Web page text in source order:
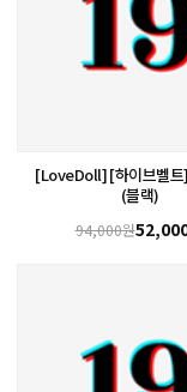
[LoveDoll] [하이브벨트
(블랙)
94,000원